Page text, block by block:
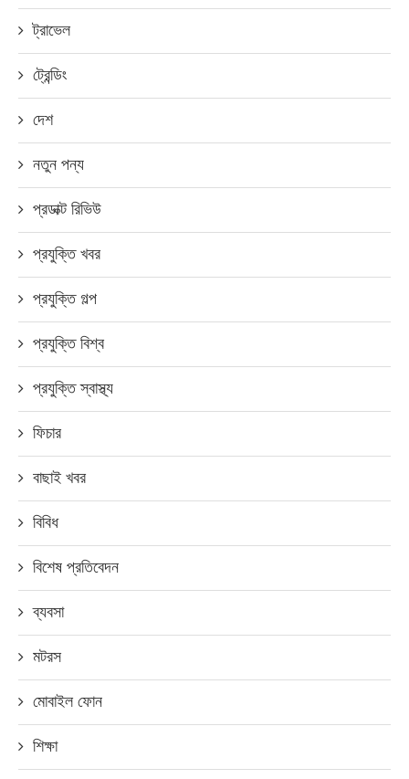
ট্রাভেল
ট্রেন্ডিং
দেশ
নতুন পন্য
প্রডাক্ট রিভিউ
প্রযুক্তি খবর
প্রযুক্তি গল্প
প্রযুক্তি বিশ্ব
প্রযুক্তি স্বাস্থ্য
ফিচার
বাছাই খবর
বিবিধ
বিশেষ প্রতিবেদন
ব্যবসা
মটরস
মোবাইল ফোন
শিক্ষা